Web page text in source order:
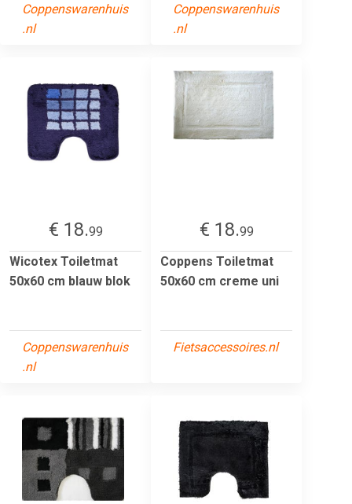
Coppenswarenhuis
.nl
Coppenswarenhuis
.nl
€ 18.99
Wicotex Toiletmat
50x60 cm blauw blok
Coppenswarenhuis
.nl
€ 18.99
Coppens Toiletmat
50x60 cm creme uni
Fietsaccessoires.nl